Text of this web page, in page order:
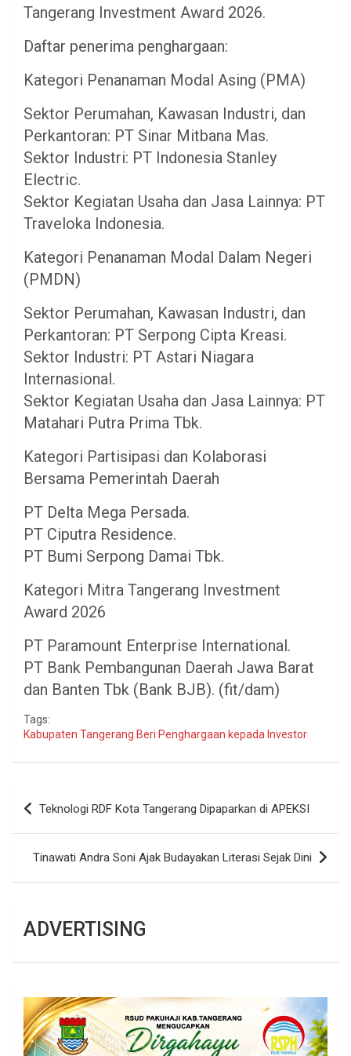
Tangerang Investment Award 2026.
Daftar penerima penghargaan:
Kategori Penanaman Modal Asing (PMA)
Sektor Perumahan, Kawasan Industri, dan
Perkantoran: PT Sinar Mitbana Mas.
Sektor Industri: PT Indonesia Stanley
Electric.
Sektor Kegiatan Usaha dan Jasa Lainnya: PT
Traveloka Indonesia.
Kategori Penanaman Modal Dalam Negeri
(PMDN)
Sektor Perumahan, Kawasan Industri, dan
Perkantoran: PT Serpong Cipta Kreasi.
Sektor Industri: PT Astari Niagara
Internasional.
Sektor Kegiatan Usaha dan Jasa Lainnya: PT
Matahari Putra Prima Tbk.
Kategori Partisipasi dan Kolaborasi
Bersama Pemerintah Daerah
PT Delta Mega Persada.
PT Ciputra Residence.
PT Bumi Serpong Damai Tbk.
Kategori Mitra Tangerang Investment
Award 2026
PT Paramount Enterprise International.
PT Bank Pembangunan Daerah Jawa Barat
dan Banten Tbk (Bank BJB). (fit/dam)
Tags:
Kabupaten Tangerang Beri Penghargaan kepada Investor
Navigasi
pos
Teknologi RDF Kota Tangerang Dipaparkan di APEKSI
Tinawati Andra Soni Ajak Budayakan Literasi Sejak Dini
ADVERTISING